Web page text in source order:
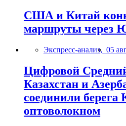
США и Китай
маршруты через
Экспресс-анализ, 05
Цифровой
Казахстан и
соединили берега
оптоволокном